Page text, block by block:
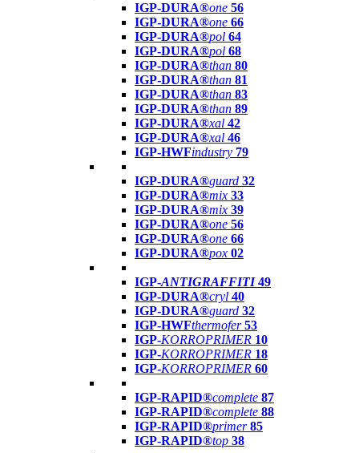
IGP-DURA®one 56
IGP-DURA®one 66
IGP-DURA®pol 64
IGP-DURA®pol 68
IGP-DURA®than 80
IGP-DURA®than 81
IGP-DURA®than 83
IGP-DURA®than 89
IGP-DURA®xal 42
IGP-DURA®xal 46
IGP-HWFindustry 79
IGP-DURA®guard 32
IGP-DURA®mix 33
IGP-DURA®mix 39
IGP-DURA®one 56
IGP-DURA®one 66
IGP-DURA®pox 02
IGP-ANTIGRAFFITI49
IGP-DURA®cryl 40
IGP-DURA®guard 32
IGP-HWFthermofer 53
IGP-KORROPRIMER 10
IGP-KORROPRIMER 18
IGP-KORROPRIMER 60
IGP-RAPID®complete 87
IGP-RAPID®complete 88
IGP-RAPID®primer 85
IGP-RAPID®top 38